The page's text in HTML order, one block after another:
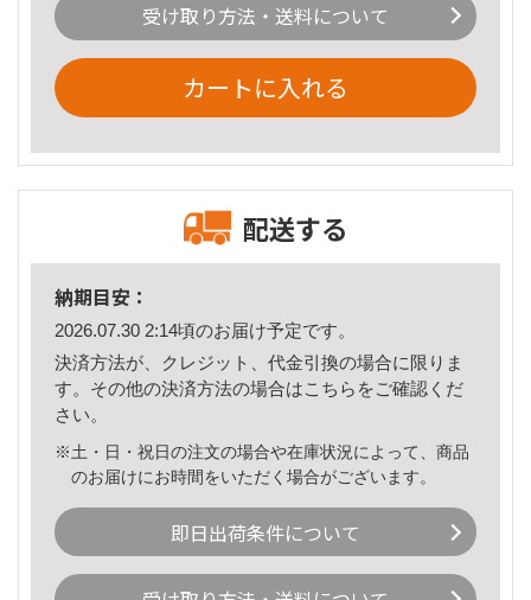
受け取り方法・送料について
カートに入れる
配送する
納期目安：
2026.07.30 2:14頃のお届け予定です。
決済方法が、クレジット、代金引換の場合に限りま
す。その他の決済方法の場合はこちら をご確認くだ
さい。
※土・日・祝日の注文の場合や在庫状況によって、商品
のお届けにお時間をいただく場合がございます。
即日出荷条件について